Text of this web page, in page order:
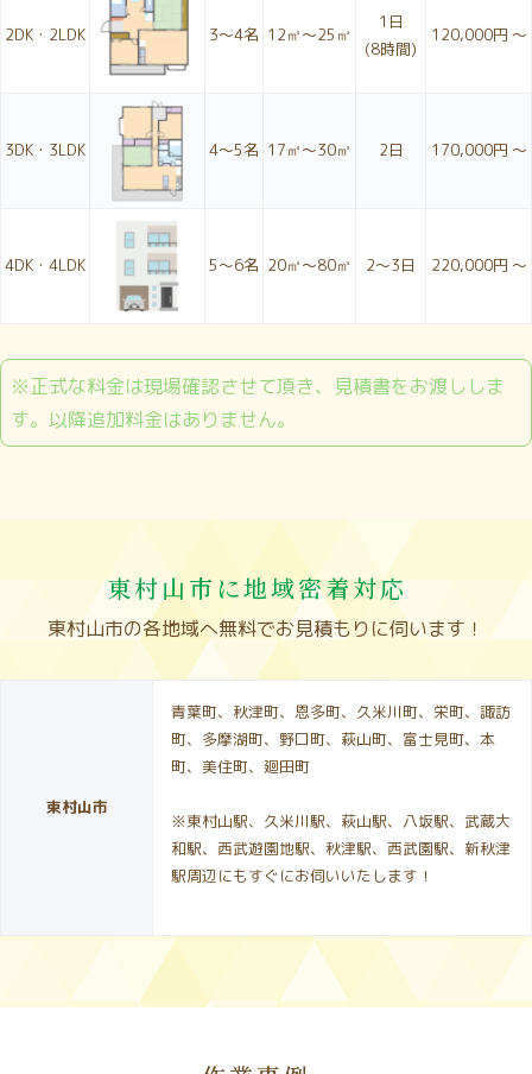
2DK・2LDK 3〜4名 12㎥～25㎥
1日
(8時間)
120,000円 ～
3DK・3LDK 4〜5名 17㎥～30㎥ 2日 170,000円 ～
4DK・4LDK 5〜6名 20㎥～80㎥ 2〜3日 220,000円 ～
※正式な料金は現場確認させて頂き、見積書をお渡ししま
す。以降追加料金はありません。
東村山市に地域密着対応
東村山市の各地域へ無料でお見積もりに伺います！
東村山市
青葉町、秋津町、恩多町、久米川町、栄町、諏訪
町、多摩湖町、野口町、萩山町、富士見町、本
町、美住町、廻田町
※東村山駅、久米川駅、萩山駅、八坂駅、武蔵大
和駅、西武遊園地駅、秋津駅、西武園駅、新秋津
駅周辺にもすぐにお伺いいたします！